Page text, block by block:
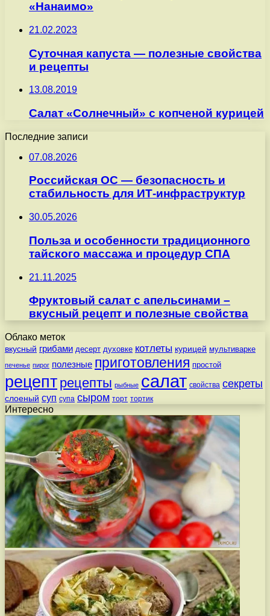
«Нанаимо»
21.02.2023
Суточная капуста — полезные свойства
и рецепты
13.08.2019
Салат «Солнечный» с копченой курицей
Последние записи
07.08.2026
Российская ОС — безопасность и
стабильность для ИТ-инфраструктур
30.05.2026
Польза и особенности традиционного
тайского массажа и процедур СПА
21.11.2025
Фруктовый салат с апельсинами –
вкусный рецепт и полезные свойства
Облако меток
вкусный грибами десерт духовке котлеты курицей мультиварке
печенье пирог полезные приготовления простой
рецепт рецепты рыбные салат свойства секреты
слоеный суп супа сыром торт тортик
Интересно